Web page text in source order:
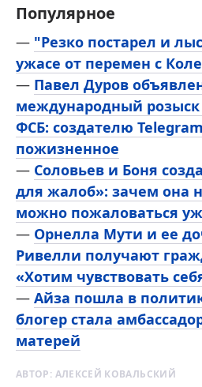
Популярное
— "Резко постарел и
ужасе от перемен с
— Павел Дуров
международный
ФСБ: создателю
пожизненное
— Соловьев и Боня
для жалоб»: зачем она
можно пожаловаться
— Орнелла Мути и ее
Ривелли получают
«Хотим чувствовать
— Айза пошла в
блогер стала
матерей
АВТОР: АЛЕКСЕЙ КОВАЛЬСКИЙ